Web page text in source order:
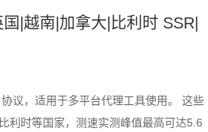
|越南|加拿大|比利时 SSR|
议，适用于多平台代理工具使用。 这些
利时等国家，测速实测峰值最高可达5.6